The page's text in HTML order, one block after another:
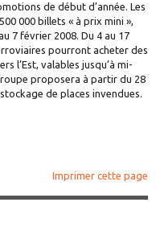
de début d’année. Les
000 billets « à prix mini »,
7 février 2008. Du 4 au 17
pourront acheter des
l’Est, valables jusqu’à mi-
proposera à partir du 28
de places invendues.
Imprimer cette page